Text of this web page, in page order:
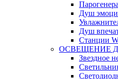
Душ
Душ
Станции
ОСВЕЩЕНИЕ
Звездное